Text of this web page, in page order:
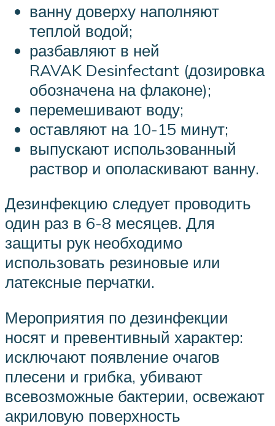
ванну доверху наполняют
теплой водой;
разбавляют в ней
RAVAK Desinfectant (дозировка
обозначена на флаконе);
перемешивают воду;
оставляют на 10-15 минут;
выпускают использованный
раствор и ополаскивают ванну.
Дезинфекцию следует проводить
один раз в 6-8 месяцев. Для
защиты рук необходимо
использовать резиновые или
латексные перчатки.
Мероприятия по дезинфекции
носят и превентивный характер:
исключают появление очагов
плесени и грибка, убивают
всевозможные бактерии, освежают
акриловую поверхность